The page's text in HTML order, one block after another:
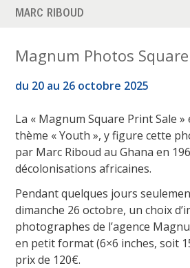
Aller
principal
MARC RIBOUD
Magnum Photos
du 20 au 26 octobre 2025
La « Magnum Square Print Sale
thème « Youth », y figure cette
par Marc Riboud au Ghana en
décolonisations africaines.
Pendant quelques jours
dimanche 26 octobre, un choix
photographes de l’agence
en petit format (6×6 inches, soit
prix de 120€.